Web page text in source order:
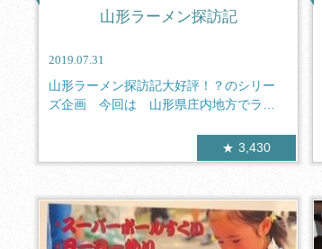
山形ラーメン探訪記
2019.07.31
山形ラーメン探訪記大好評！？のシリー
ズ企画 今回は 山形県庄内地方でラー
3,430